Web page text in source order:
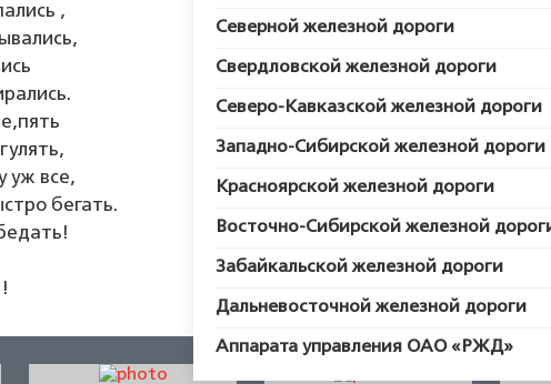
Северной железной дороги
Свердловской железной дороги
Северо-Кавказской железной дороги
Западно-Сибирской железной дороги
Красноярской железной дороги
Восточно-Сибирской железной
Забайкальской железной дороги
Дальневосточной железной дороги
Аппарата управления ОАО «РЖД»
,
уж все,
бегать.